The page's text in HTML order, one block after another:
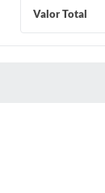
Valor Total